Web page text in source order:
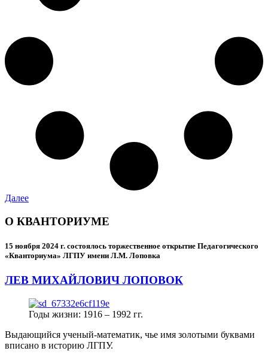
Далее
О КВАНТОРИУМЕ
15 ноября 2024 г. состоялось торжественное открытие Педагогического
«Кванториума» ЛГПУ имени Л.М. Лоповка
ЛЕВ МИХАЙЛОВИЧ ЛОПОВОК
Годы жизни: 1916 – 1992 гг.
Выдающийся ученый-математик, чье имя золотыми буквами
вписано в историю ЛГПУ.